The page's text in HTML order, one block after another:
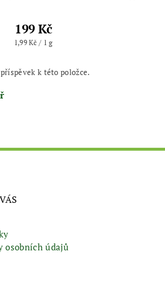
199 Kč
1,99 Kč / 1 g
k této položce.
osobních údajů